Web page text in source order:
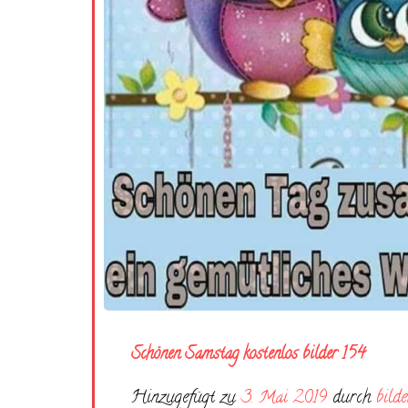
Schönen Samstag kostenlos bilder 154
Hinzugefügt zu3. Mai 2019 durch